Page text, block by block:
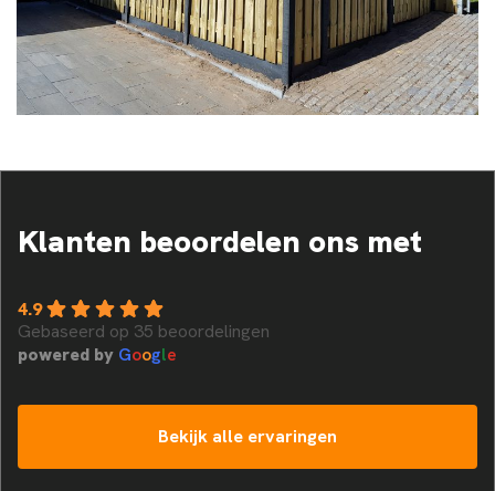
Klanten beoordelen ons met
4.9
Gebaseerd op 35 beoordelingen
powered by Google
Bekijk alle ervaringen